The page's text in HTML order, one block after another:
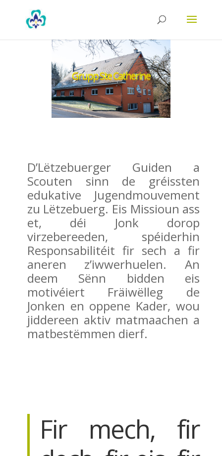
Grupp Ste Catherine
D’Lëtzebuerger Guiden a
Scouten sinn de gréissten
edukative Jugendmouvement
zu Lëtzebuerg. Eis Missioun ass
et, déi Jonk dorop
virzebereeden, spéiderhin
Responsabilitéit fir sech a fir
aneren z’iwwerhuelen. An
deem Sënn bidden eis
motivéiert Fräiwëlleg de
Jonken en oppene Kader, wou
jiddereen aktiv matmaachen a
matbestëmmen dierf.
Fir mech, fir